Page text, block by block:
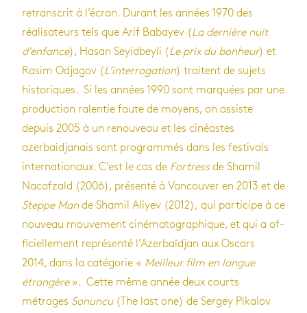
retranscrit à l’écran. Durant les années 1970 des
réalisateurs tels que Arif Babayev (La der­nière nuit
d’en­fance), Hasan Seyidbeyli (Le prix du bon­heur) et
Rasim Odjagov (L’in­ter­ro­ga­tion) traitent de sujets
historiques. Si les années 1990 sont marquées par une
production ralentie faute de moyens, on assiste
depuis 2005 à un renouveau et les cinéastes
azerbaidjanais sont programmés dans les festivals
internationaux. C’est le cas de Fortress de Shamil
Nacafzald (2006), présenté à Vancouver en 2013 et de
Steppe Man de Shamil Aliyev (2012) , qui participe à ce
nou­veau mou­ve­ment ci­né­ma­to­gra­phique, et qui a of­
fi­ciel­le­ment re­pré­senté l’Azer­baïd­jan aux Oscars
2014, dans la ca­té­go­rie « Meilleur film en langue
étran­gère ». Cette même année deux courts
métrages Sonuncu (The last one) de Sergey Pikalov